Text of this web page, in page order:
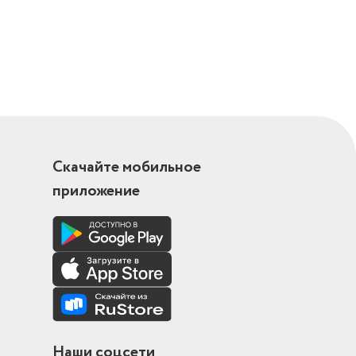
Скачайте мобильное
приложение